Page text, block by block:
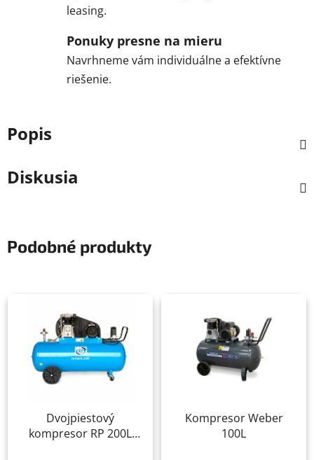
leasing.
Ponuky presne na mieru
Navrhneme vám individuálne a efektívne
riešenie.
Popis
Diskusia
Podobné produkty
Dvojpiestový
kompresor RP 200L
Kompresor Weber
100L